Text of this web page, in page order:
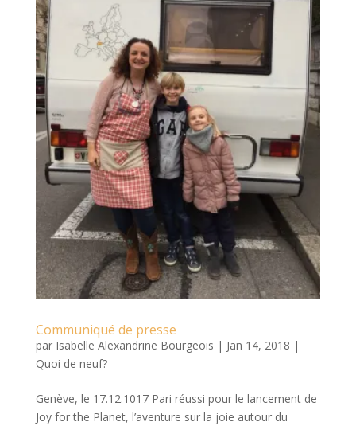
Communiqué de presse
par Isabelle Alexandrine Bourgeois | Jan 14, 2018 |
Quoi de neuf?
Genève, le 17.12.1017 Pari réussi pour le lancement de
Joy for the Planet, l’aventure sur la joie autour du